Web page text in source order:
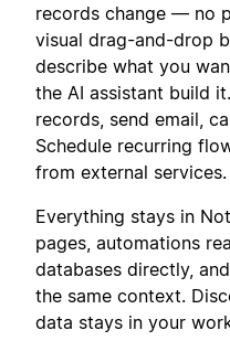
records change — no
visual drag-and-drop
describe what you
the AI assistant build
records, send email,
Schedule recurring
from external services.
Everything stays in
pages, automations
databases directly,
the same context.
data stays in your